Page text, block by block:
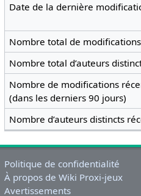
Date de la dernière
Nombre total de modifications
Nombre total d’auteurs
Nombre de modifications
(dans les derniers 90 jours)
Nombre d’auteurs distincts
Politique de confidentialité
À propos de Wiki Proxi-jeux
Avertissements